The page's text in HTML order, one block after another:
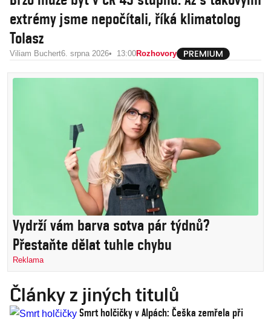
extrémy jsme nepočítali, říká klimatolog
Tolasz
Viliam Buchert6. srpna 2026 13:00Rozhovory
Vydrží vám barva sotva pár týdnů?
Přestaňte dělat tuhle chybu
Reklama
Články z jiných titulů
Smrt holčičky v Alpách: Češka zemřela při